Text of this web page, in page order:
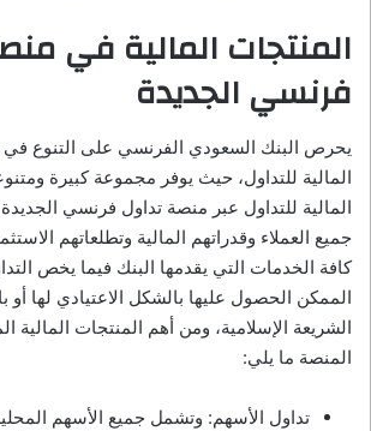
المنتجات المالية في
فرنسي الجديدة
يحرص البنك السعودي الفرنسي على التنوع في
المالية للتداول، حيث يوفر مجموعة كبيرة
المالية للتداول عبر منصة تداول فرنسي
جميع العملاء وقدراتهم المالية وتطلعاتهم
كافة الخدمات التي يقدمها البنك فيما يخص
الممكن الحصول عليها بالشكل الاعتيادي لها أو
الشريعة الإسلامية، ومن أهم المنتجات المالية
المنصة ما يلي:
تداول الأسهم: وتشمل جميع الأسهم